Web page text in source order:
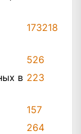
173218
526
в 223
157
264